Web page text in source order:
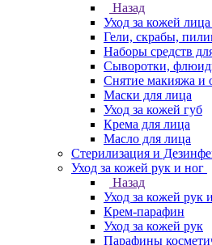
Назад
Уход за кожей лица
Гели, скрабы,
Наборы средств
Сыворотки,
Снятие макияжа и
Маски для лица
Уход за кожей губ
Крема для лица
Масло для лица
Стерилизация и
Уход за кожей рук и ног
Назад
Уход за кожей рук
Крем-парафин
Уход за кожей рук
Парафины